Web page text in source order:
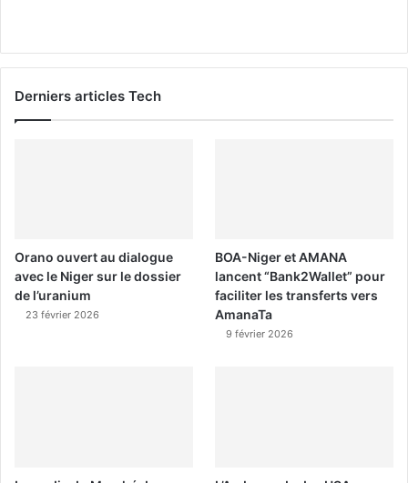
Derniers articles Tech
Orano ouvert au dialogue
avec le Niger sur le dossier
de l’uranium
23 février 2026
BOA-Niger et AMANA
lancent “Bank2Wallet” pour
faciliter les transferts vers
AmanaTa
9 février 2026